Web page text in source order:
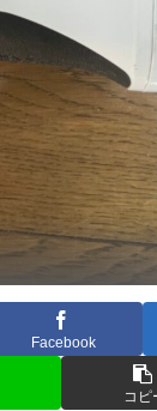
Facebook
コピ